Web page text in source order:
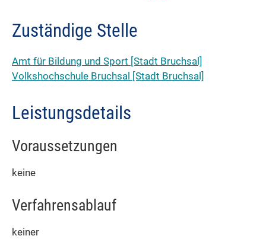
Zuständige Stelle
Amt für Bildung und Sport [Stadt Bruchsal]
Volkshochschule Bruchsal [Stadt Bruchsal]
Leistungsdetails
Voraussetzungen
keine
Verfahrensablauf
keiner